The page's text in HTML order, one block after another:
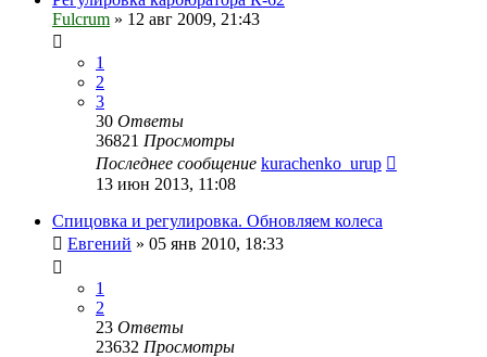
Fulcrum » 12 авг 2009, 21:43
1
2
3
30 Ответы
36821 Просмотры
Последнее сообщение kurachenko_urup
13 июн 2013, 11:08
Спицовка и регулировка. Обновляем колеса
Евгений » 05 янв 2010, 18:33
1
2
23 Ответы
23632 Просмотры